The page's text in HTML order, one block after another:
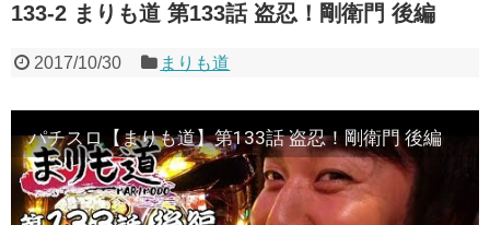
133-2 まりも道 第133話 盗忍！剛衛門 後編
2017/10/30 まりも道
パチスロ【まりも道】第133話 盗忍！剛衛門 後編